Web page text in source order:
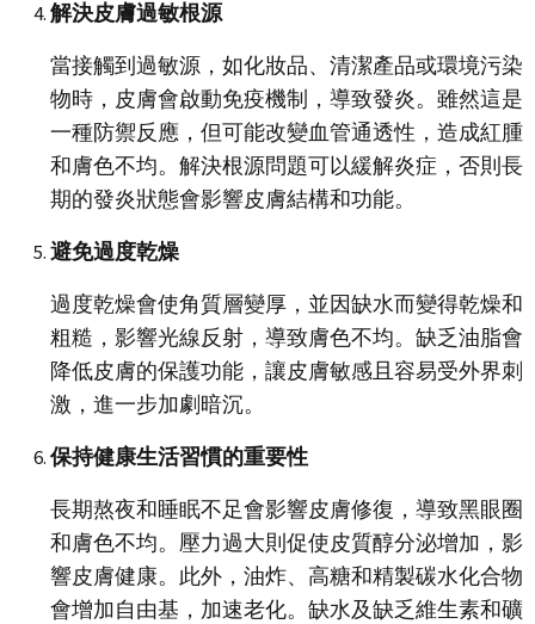
解決皮膚過敏根源
當接觸到過敏源，如化妝品、清潔產品或環境污染
物時，皮膚會啟動免疫機制，導致發炎。雖然這是
一種防禦反應，但可能改變血管通透性，造成紅腫
和膚色不均。解決根源問題可以緩解炎症，否則長
期的發炎狀態會影響皮膚結構和功能。
避免過度乾燥
過度乾燥會使角質層變厚，並因缺水而變得乾燥和
粗糙，影響光線反射，導致膚色不均。缺乏油脂會
降低皮膚的保護功能，讓皮膚敏感且容易受外界刺
激，進一步加劇暗沉。
保持健康生活習慣的重要性
長期熬夜和睡眠不足會影響皮膚修復，導致黑眼圈
和膚色不均。壓力過大則促使皮質醇分泌增加，影
響皮膚健康。此外，油炸、高糖和精製碳水化合物
會增加自由基，加速老化。缺水及缺乏維生素和礦